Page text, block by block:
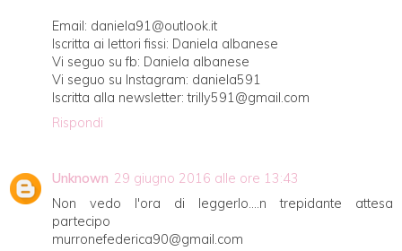
Email: daniela91@outlook.it
Iscritta ai lettori fissi: Daniela albanese
Vi seguo su fb: Daniela albanese
Vi seguo su Instagram: daniela591
Iscritta alla newsletter: trilly591@gmail.com
Rispondi
Unknown 29 giugno 2016 alle ore 13:43
Non vedo l'ora di leggerlo....n trepidante attesa
partecipo
murronefederica90@gmail.com